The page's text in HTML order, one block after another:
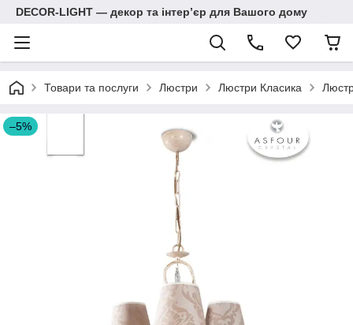
DECOR-LIGHT — декор та інтерʼєр для Вашого дому
Товари та послуги Люстри Люстри Класика
–5%